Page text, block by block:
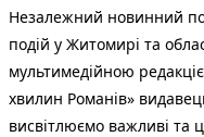
Незалежний новинний
подій у Житомирі та
мультимедійною
хвилин Романів»
висвітлюємо важливі та